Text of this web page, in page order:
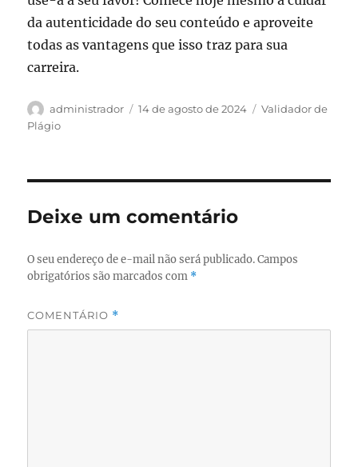
da autenticidade do seu conteúdo e aproveite
todas as vantagens que isso traz para sua
carreira.
Autor
administrador
Publicado
14 de agosto de 2024 Categorias
Validador de
Plágio
Deixe um comentário
O seu endereço de e-mail não será publicado. Campos
obrigatórios são marcados com *
COMENTÁRIO *